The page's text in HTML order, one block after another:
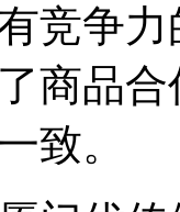
竞争
商品
致。